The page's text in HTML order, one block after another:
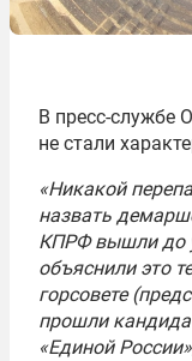
В пресс-службе
не стали
«Никакой
назвать
КПРФ вышли до
объяснили это
горсовете
прошли
«Единой России»